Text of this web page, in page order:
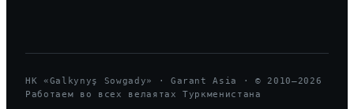
HK «Galkynyş Sowgady» · Garant Asia · © 2010—2026
Работаем во всех велаятах Туркменистана